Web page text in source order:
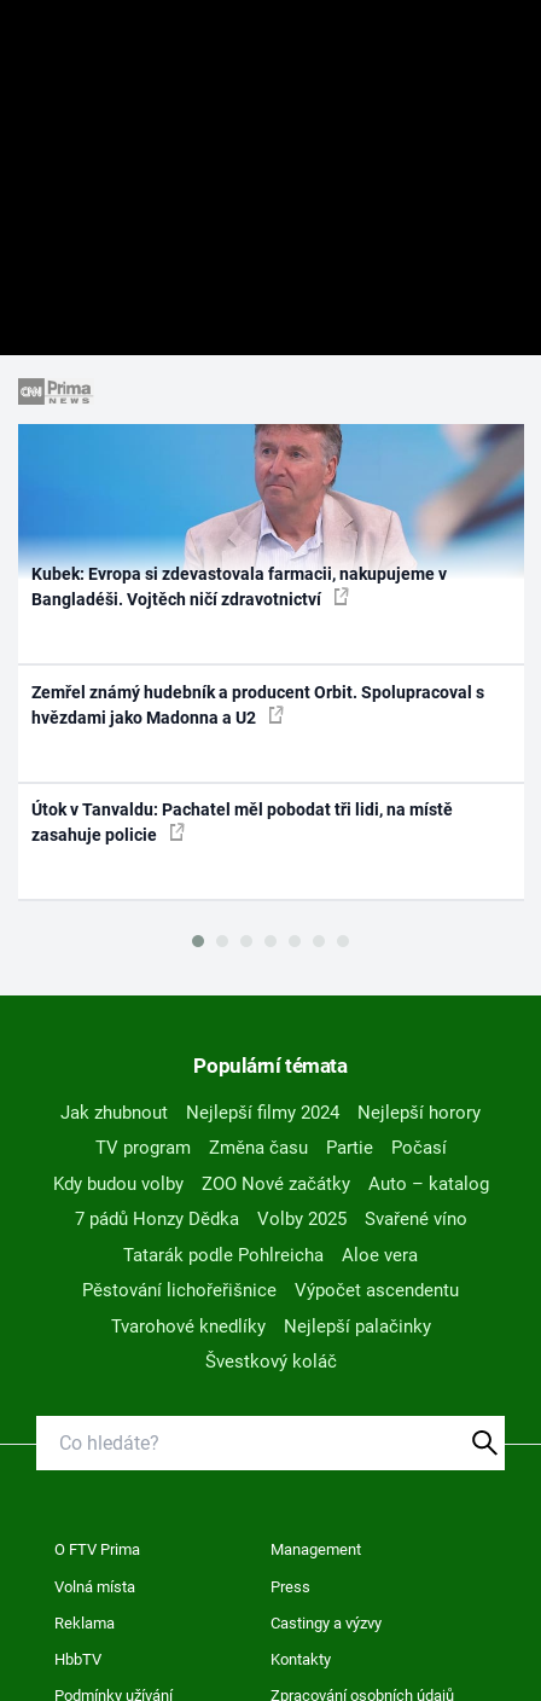
Kubek: Evropa si zdevastovala farmacii, nakupujeme v
Bangladéši. Vojtěch ničí zdravotnictví
Zemřel známý hudebník a producent Orbit. Spolupracoval s
hvězdami jako Madonna a U2
Útok v Tanvaldu: Pachatel měl pobodat tři lidi, na místě
zasahuje policie
Populární témata
Jak zhubnout Nejlepší filmy 2024
Nejlepší horory
TV program
Změna času Partie
Počasí
Kdy budou volby
ZOO Nové začátky
Auto – katalog
7 pádů Honzy Dědka
Volby 2025
Svařené víno
Tatarák podle Pohlreicha
Aloe vera
Pěstování lichořeřišnice
Výpočet ascendentu
Tvarohové knedlíky
Nejlepší palačinky
Švestkový koláč
O FTV Prima Management
Volná místa Press
Reklama Castingy a výzvy
HbbTV Kontakty
Podmínky užívání Zpracování osobních údajů